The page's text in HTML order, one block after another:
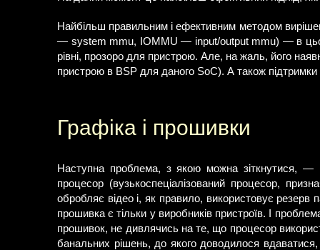
Найбільш правильним і ефективним методом
— system mmu, IOMMU — input/output mmu) — в
рівні, прозоро для пристрою. Але, на жаль, його
пристрою в BSP для даного SoC). А також
Графіка і прошивки
Наступна проблема, з якою можна зіткнутися,
процесор (вузькоспеціалізований процесор,
обробляє відео і, як правило, використовує
прошивка є тільки у виробників пристроїв. І
прошивок, не дивлячись на те, що процесор
банальних рішень, до якого доводилося